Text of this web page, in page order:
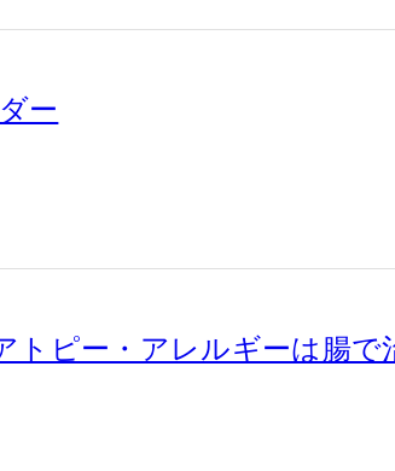
ー
ピー・アレルギーは腸で